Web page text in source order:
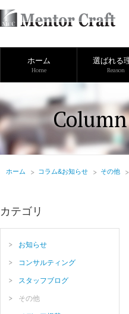
ホーム
Home
選ばれる
Reason
ホーム コラム&お知らせ その他
カテゴリ
お知らせ
コンサルティング
スタッフブログ
その他